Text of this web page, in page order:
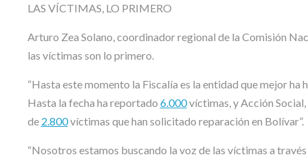
LAS VÍCTIMAS, LO PRIMERO
Arturo Zea Solano, coordinador regional de la Comisión
las víctimas son lo primero.
“Hasta este momento la Fiscalía es la entidad que mejor
Hasta la fecha ha reportado 6.000víctimas, y Acción
de 2.800víctimas que han solicitado reparación en Bolívar”.
“Nosotros estamos buscando la voz de las víctimas a